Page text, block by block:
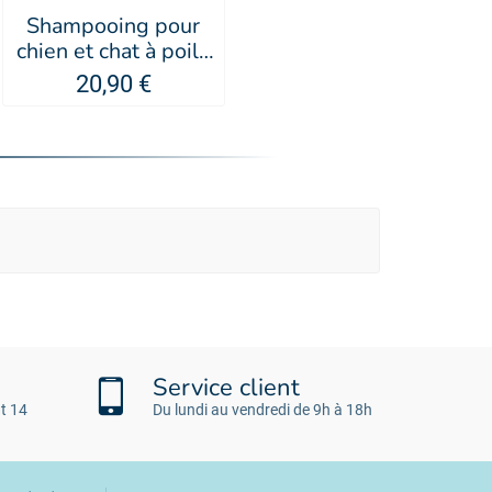
Shampooing pour
chien et chat à poils
courts cerise IV SAN
BERNARD
20,90 €
14
Service client
Du lundi au vendredi de 9h à 18h